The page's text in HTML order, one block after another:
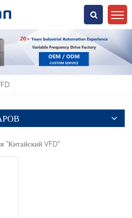
Ты Ищешь?
"Китайский VFD"